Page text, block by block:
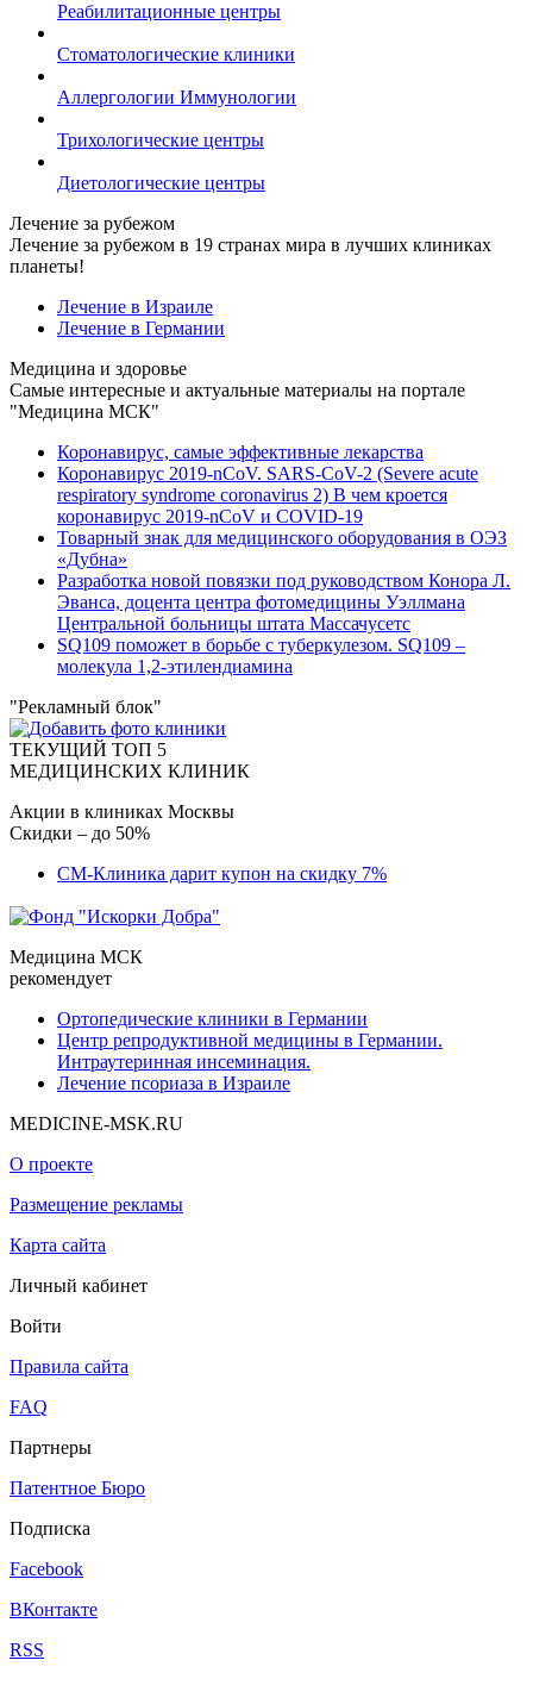
Реабилитационные центры
Стоматологические клиники
Аллергологии Иммунологии
Трихологические центры
Диетологические центры
Лечение за рубежом
Лечение за рубежом в 19 странах мира в лучших клиниках
планеты!
Лечение в Израиле
Лечение в Германии
Медицина и здоровье
Самые интересные и актуальные материалы на портале
"Медицина МСК"
Коронавирус, самые эффективные лекарства
Коронавирус 2019-nCoV. SARS-CoV-2 (Severe acute
respiratory syndrome coronavirus 2) В чем кроется
коронавирус 2019-nCoV и COVID-19
Товарный знак для медицинского оборудования в ОЭЗ
«Дубна»
Разработка новой повязки под руководством Конора Л.
Эванса, доцента центра фотомедицины Уэллмана
Центральной больницы штата Массачусетс
SQ109 поможет в борьбе с туберкулезом. SQ109 –
молекула 1,2-этилендиамина
"Рекламный блок"
ТЕКУЩИЙ ТОП 5
МЕДИЦИНСКИХ КЛИНИК
Акции в клиниках Москвы
Скидки – до 50%
СМ-Клиника дарит купон на скидку 7%
Медицина МСК
рекомендует
Ортопедические клиники в Германии
Центр репродуктивной медицины в Германии.
Интраутеринная инсеминация.
Лечение псориаза в Израиле
MEDICINE-MSK.RU
О проекте
Размещение рекламы
Карта сайта
Личный кабинет
Войти
Правила сайта
FAQ
Партнеры
Патентное Бюро
Подписка
Facebook
ВКонтакте
RSS